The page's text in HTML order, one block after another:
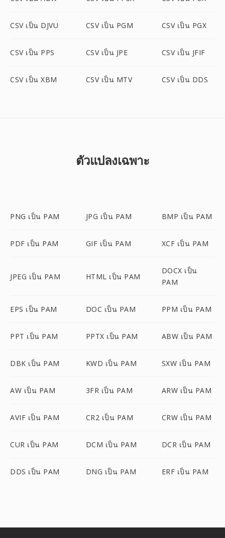
CSV เป็น DJVU CSV เป็น PGM CSV เป็น PGX
CSV เป็น PPS CSV เป็น JPE CSV เป็น JFIF
CSV เป็น XBM CSV เป็น MTV CSV เป็น DDS
ตัวแปลงเฉพาะ
PNG เป็น PAM JPG เป็น PAM BMP เป็น PAM
PDF เป็น PAM GIF เป็น PAM XCF เป็น PAM
JPEG เป็น PAM HTML เป็น PAM
DOCX เป็น
PAM
EPS เป็น PAM DOC เป็น PAM PPM เป็น PAM
PPT เป็น PAM PPTX เป็น PAM ABW เป็น PAM
DBK เป็น PAM KWD เป็น PAM SXW เป็น PAM
AW เป็น PAM 3FR เป็น PAM ARW เป็น PAM
AVIF เป็น PAM CR2 เป็น PAM CRW เป็น PAM
CUR เป็น PAM DCM เป็น PAM DCR เป็น PAM
DDS เป็น PAM DNG เป็น PAM ERF เป็น PAM